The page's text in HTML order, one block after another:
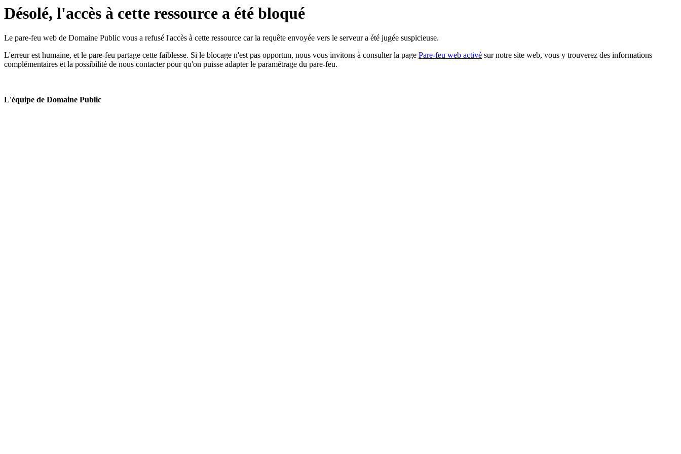
Désolé, l'accès à cette ressource a été bloqué
Le pare-feu web de Domaine Public vous a refusé l'accès à cette ressource car la requête envoyée vers le serveur a été jugée suspicieuse.
L'erreur est humaine, et le pare-feu partage cette faiblesse. Si le blocage n'est pas opportun, nous vous invitons à consulter la page Pare-feu web activé sur notre site web, vous y trouverez des informations
complémentaires et la possibilité de nous contacter pour qu'on puisse adapter le paramétrage du pare-feu.
L'équipe de Domaine Public